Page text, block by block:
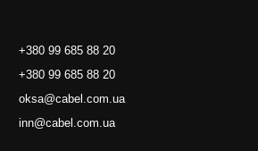
+380 99 685 88 20
+380 99 685 88 20
oksa@cabel.com.ua
inn@cabel.com.ua